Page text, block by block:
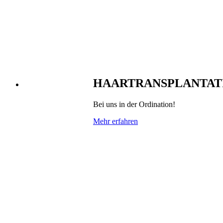
Bei uns in der Ordination!
Mehr erfahren